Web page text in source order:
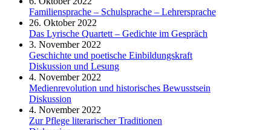
Familiensprache – Schulsprache – Lehrersprache
26. Oktober 2022
Das Lyrische Quartett – Gedichte im Gespräch
3. November 2022
Geschichte und poetische Einbildungskraft
Diskussion und Lesung
4. November 2022
Medienrevolution und historisches Bewusstsein
Diskussion
4. November 2022
Zur Pflege literarischer Traditionen